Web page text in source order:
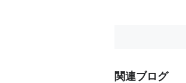
関連ブログ